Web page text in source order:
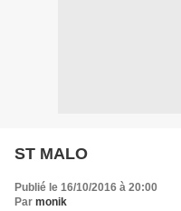
ST MALO
Publié le 16/10/2016 à 20:00
Par monik